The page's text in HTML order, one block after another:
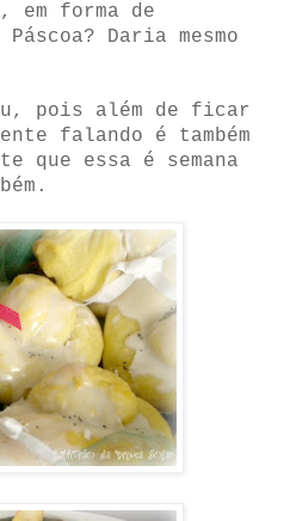
em forma de
Daria mesmo
pois além de ficar
falando é também
que essa é semana